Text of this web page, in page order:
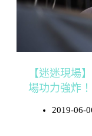
【迷迷現場
場功力強炸！
2019-06-